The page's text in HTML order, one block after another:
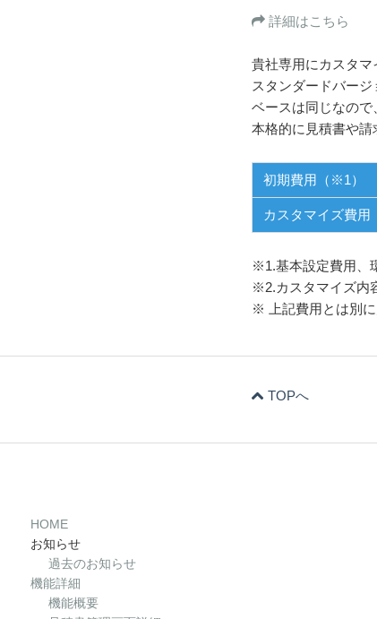
詳細はこちら
貴社専用にカスタマ
スタンダードバー
ベースは同じなので
本格的に見積書や請
初期費用（※1）
カスタマイズ費用
※1.基本設定費用、
※2.カスタマイズ内
※ 上記費用とは別
TOPへ
HOME
お知らせ
過去のお知らせ
機能詳細
機能概要